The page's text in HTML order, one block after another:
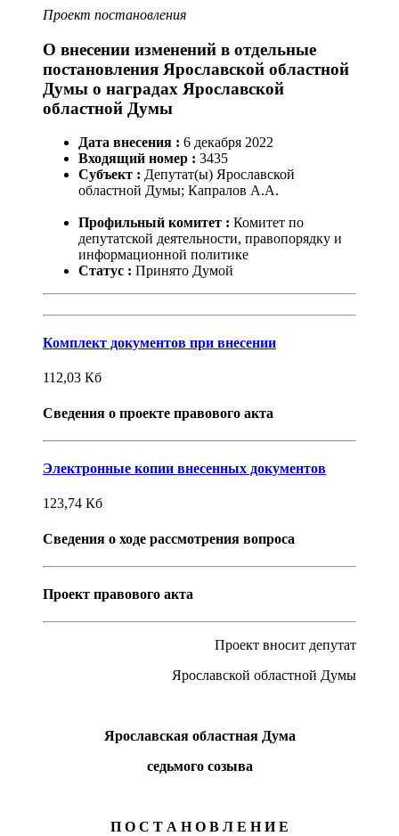
Проект постановления
О внесении изменений в отдельные
постановления Ярославской областной
Думы о наградах Ярославской
областной Думы
Дата внесения : 6 декабря 2022
Входящий номер : 3435
Субъект : Депутат(ы) Ярославской
областной Думы; Капралов А.А.
Профильный комитет : Комитет по
депутатской деятельности, правопорядку и
информационной политике
Статус : Принято Думой
Комплект документов при внесении
112,03 Кб
Сведения о проекте правового акта
Электронные копии внесенных документов
123,74 Кб
Сведения о ходе рассмотрения вопроса
Проект правового акта
Проект вносит депутат
Ярославской областной Думы
Ярославская областная Дума
седьмого созыва
П О С Т А Н О В Л Е Н И Е